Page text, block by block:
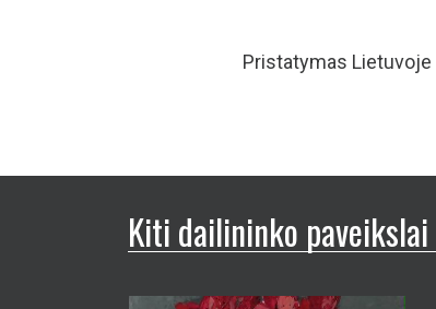
Pristatymas Lietuvoje
Kiti dailininko paveikslai